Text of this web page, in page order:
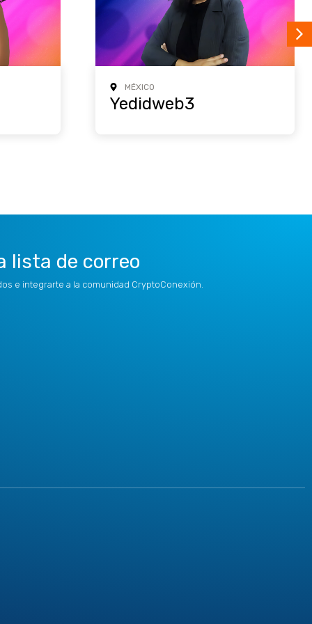
MÉXICO
Yedidweb3
lista de correo
e integrarte a la comunidad CryptoConexión.